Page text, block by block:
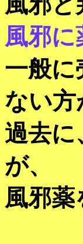
風邪
一般に
ない方
過去に
が、
風邪